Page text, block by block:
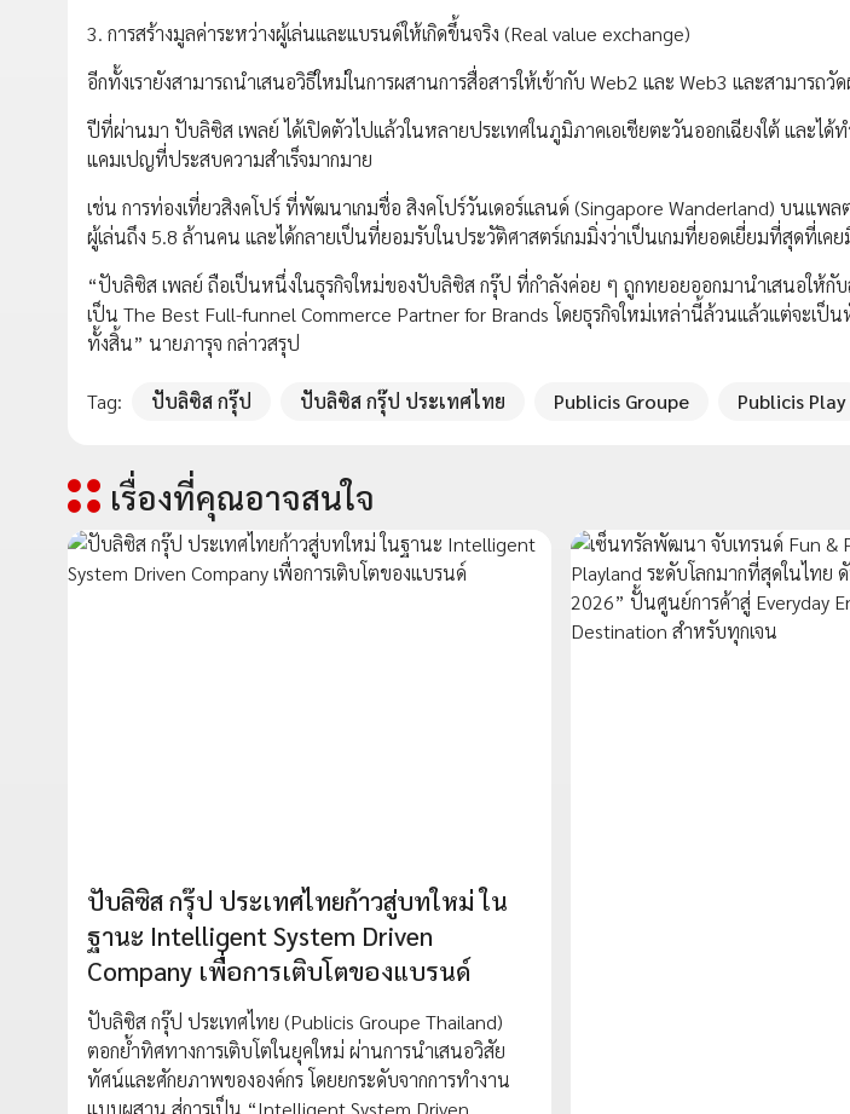
3. การสร้างมูลค่าระหว่างผู้เล่นและแบรนด์ให้เกิดขึ้นจริง (Real value exchange)
อีกทั้งเรายังสามารถนำเสนอวิธีใหม่ในการผสานการสื่อสารให้เข้ากับ Web2 และ Web3 และสามารถวั
ปีที่ผ่านมา ปับลิซิส เพลย์ ได้เปิดตัวไปแล้วในหลายประเทศในภูมิภาคเอเชียตะวันออกเฉียงใต้ และได้
แคมเปญที่ประสบความสำเร็จมากมาย
เช่น การท่องเที่ยวสิงคโปร์ ที่พัฒนาเกมชื่อ สิงคโปร์วันเดอร์แลนด์ (Singapore Wanderland) บนแพ
ผู้เล่นถึง 5.8 ล้านคน และได้กลายเป็นที่ยอมรับในประวัติศาสตร์เกมมิ่งว่าเป็นเกมที่ยอดเยี่ยมที่สุดที่เคย
“ปับลิซิส เพลย์ ถือเป็นหนึ่งในธุรกิจใหม่ของปับลิซิส กรุ๊ป ที่กำลังค่อย ๆ ถูกทยอยออกมานำเสนอให้กั
เป็น The Best Full-funnel Commerce Partner for Brands โดยธุรกิจใหม่เหล่านี้ล้วนแล้วแต่จะเป็
ทั้งสิ้น” นายภารุจ กล่าวสรุป
Tag: ปับลิซิส กรุ๊ป ปับลิซิส กรุ๊ป ประเทศไทย Publicis Groupe Publicis Play
เรื่องที่คุณอาจสนใจ
ปับลิซิส กรุ๊ป ประเทศไทยก้าวสู่บทใหม่ ใน
ฐานะ Intelligent System Driven
Company เพื่อการเติบโตของแบรนด์
ปับลิซิส กรุ๊ป ประเทศไทย (Publicis Groupe Thailand)
ตอกย้ำทิศทางการเติบโตในยุคใหม่ ผ่านการนำเสนอวิสัย
ทัศน์และศักยภาพขององค์กร โดยยกระดับจากการทำงาน
แบบผสาน สู่การเป็น “Intelligent System Driven